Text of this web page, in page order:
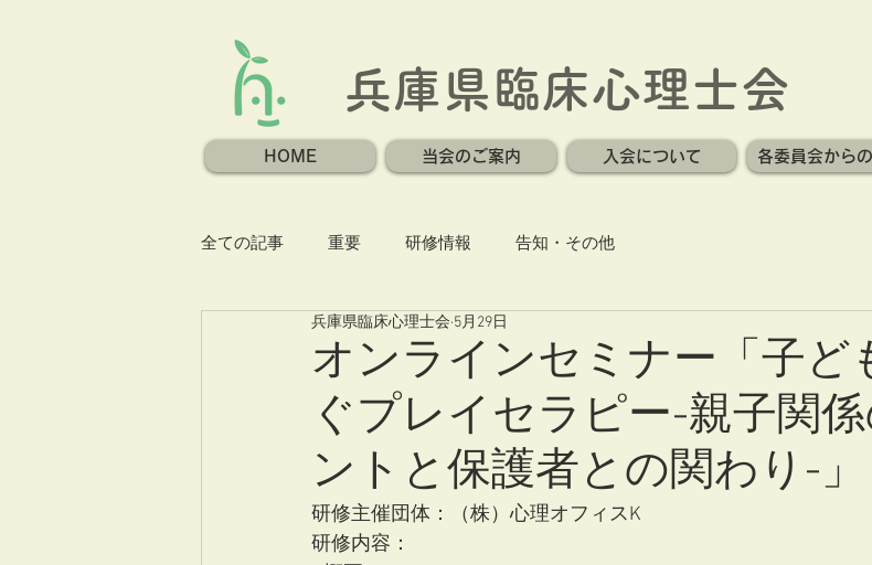
兵庫県臨床心理士会
HOME 当会のご案内 入会について 各委員会から
全ての記事 重要 研修情報 告知・その他
オンラインセミナー「子ど
ぐプレイセラピー-親子関
ントと保護者との関わり-」
兵庫県臨床心理士会 5月29日
研修主催団体：（株）心理オフィスK
研修内容：